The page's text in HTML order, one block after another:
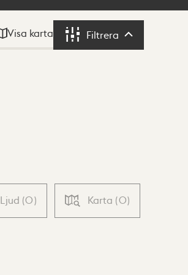
Visa karta Filtrera Filtrera
Ljud (0) Karta (0)